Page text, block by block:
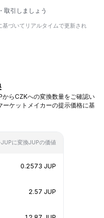
取引しましょう
づいてリアルタイムで更新され
らCZKへの変換数量をご確認い
ケットメイカーの提示価格に基
に変換JUPの価値
0.2573 JUP
2.57 JUP